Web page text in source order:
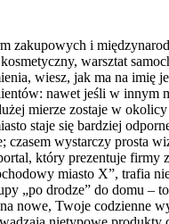
zakupowych i
warsztat
wiesz, jak ma na imię
nawet jeśli w innym
mierze zostaje w
staje się bardziej
czasem wystarczy prosta
który prezentuje firmy
miasto X”, trafia
„po drodze” do domu –
nowe, Twoje codzienne